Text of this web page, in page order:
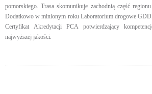
pomorskiego. Trasa skomunikuje zachodnią część
Dodatkowo w minionym roku Laboratorium drogowe
Certyfikat Akredytacji PCA potwierdzający
najwyższej jakości.